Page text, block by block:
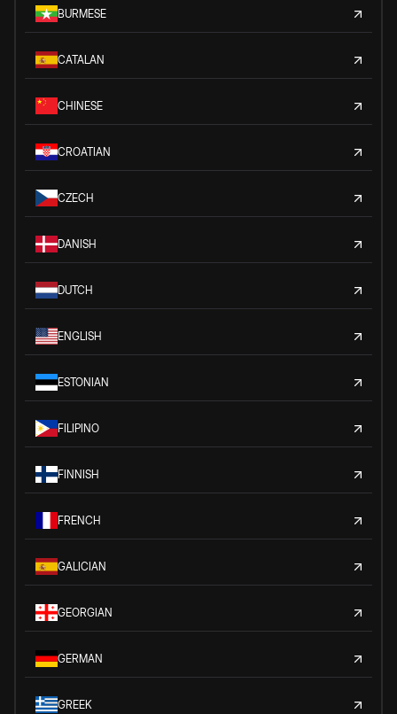
BURMESE
CATALAN
CHINESE
CROATIAN
CZECH
DANISH
DUTCH
ENGLISH
ESTONIAN
FILIPINO
FINNISH
FRENCH
GALICIAN
GEORGIAN
GERMAN
GREEK